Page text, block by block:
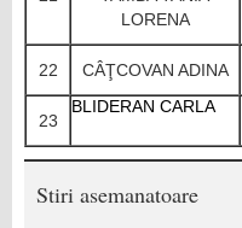
LORENA
22 CÂŢCOVAN ADINA
23
BLIDERAN CARLA
Stiri asemanatoare